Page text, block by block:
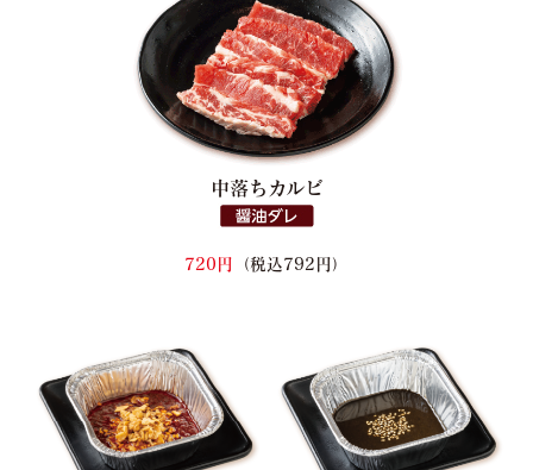
中落ちカルビ
720円 （税込792円）